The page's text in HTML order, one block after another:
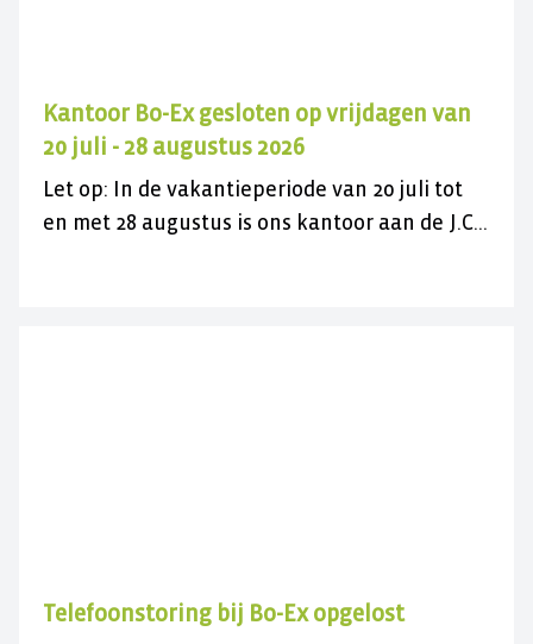
Kantoor Bo-Ex gesloten op vrijdagen van
20 juli - 28 augustus 2026
Let op: In de vakantieperiode van 20 juli tot
en met 28 augustus is ons kantoor aan de J.C.
Telefoonstoring bij Bo-Ex opgelost